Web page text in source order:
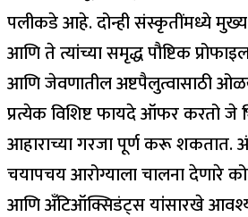
पलीकडे आहे. दोन्ही संस्कृतींमध्ये मुख्य
आणि ते त्यांच्या समृद्ध पौष्टिक
आणि जेवणातील अष्टपैलुत्वासाठी
प्रत्येक विशिष्ट फायदे ऑफर करतो जे
आहाराच्या गरजा पूर्ण करू शकतात.
चयापचय आरोग्याला चालना देणारे
आणि अँटिऑक्सिडंट्स यांसारखे